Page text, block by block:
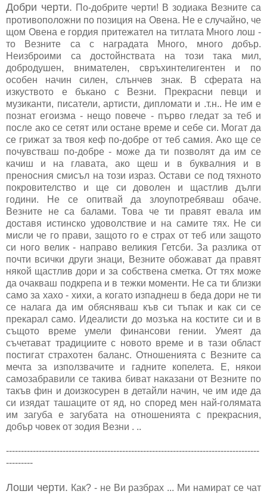
Добри черти. По-добрите черти! В зодиака Везните са
противоположни по позиция на Овена. Не е случайно, че
щом Овена е гордия притежател на титлата Много лош -
то Везните са с наградата Много, много добър.
Неизброими са достойнствата на този така мил,
добродушен, внимателен, свръхинтелигентен и по
особен начин силен, слънчев знак. В сферата на
изкуството е бъкано с Везни. Прекрасни певци и
музиканти, писатели, артисти, дипломати и .т.н.. Не им е
познат егоизма - нещо повече - първо гледат за теб и
после ако се сетят или остане време и себе си. Могат да
се грижат за твоя кеф по-добре от теб самия. Ако ще се
почувстваш по-добре - може да ти позволят да им се
качиш и на главата, ако щеш и в буквалния и в
преносния смисъл на този израз. Остави се под тяхното
покровителство и ще си доволен и щастлив дълги
години. Не се опитвай да злоупотребяваш обаче.
Везните не са балами. Това че ти правят евала им
доставя истинско удоволствие и на самите тях. Не си
мисли че го прави, защото го е страх от теб или защото
си ного велик - направо великия Гетсби. За разлика от
почти всички други знаци, Везните обожават да правят
някой щастлив дори и за собствена сметка. От тях може
да очакваш подкрепа и в тежки моменти. Не са ти близки
само за хахо - хихи, а когато изпаднеш в беда дори не ти
се налага да им обясняваш къв си тъпак и как си се
прекарал само. Идеалисти до мозъка на костите си и в
същото време умели финансови гении. Умеят да
съчетават традициите с новото време и в тази област
постигат страхотен баланс. Отношенията с Везните са
мечта за използвачите и гадните копелета. Е, някои
самозабравили се такива биват наказани от Везните по
такъв фин и доизкосурен в детайли начин, че им иде да
си изядат ташаците от яд, но според мен най-голямата
им загуба е загубата на отношенията с прекрасния,
добър човек от зодия Везни . ..
-------------------------------------------------------------------------------------
---------
Лоши черти. Как? - не Ви разбрах ... Ми намират се чат